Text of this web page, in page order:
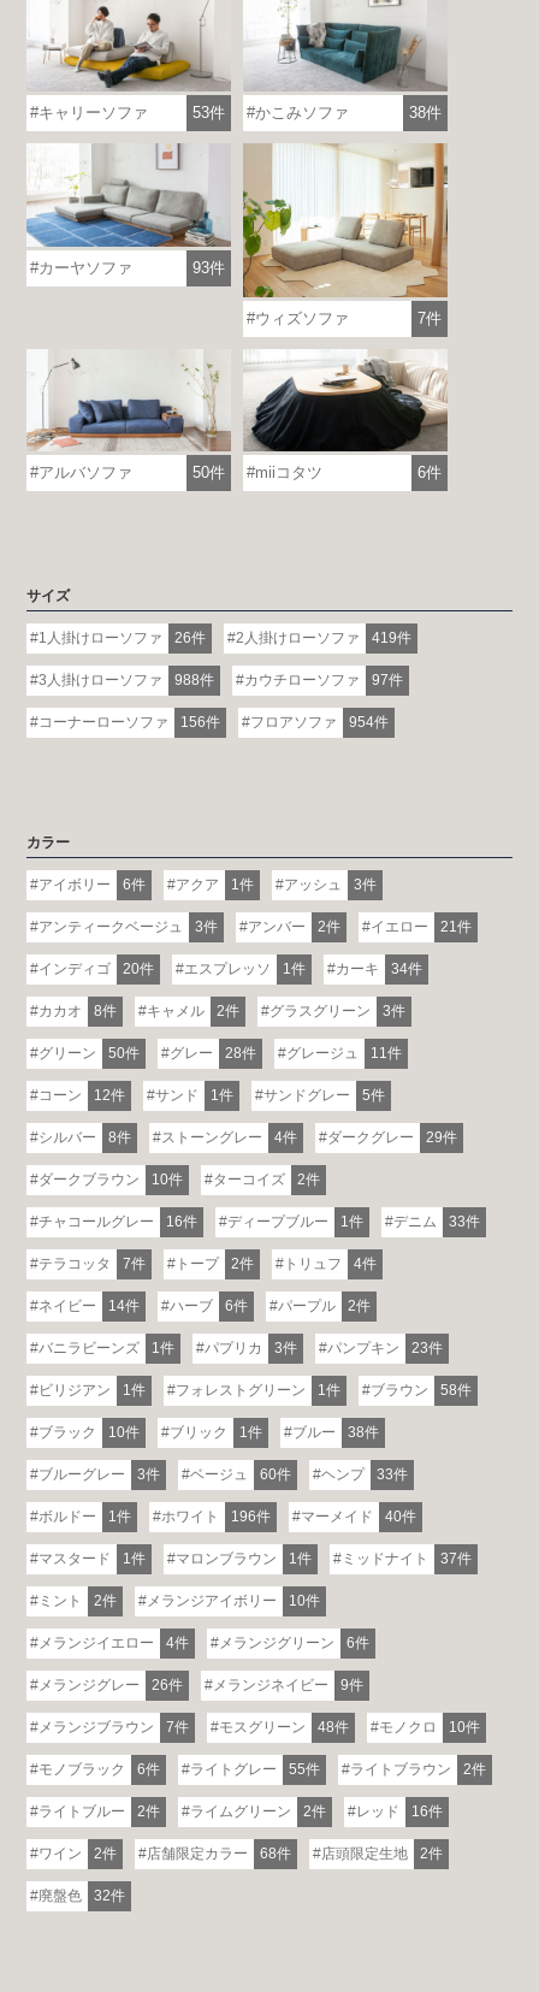
各地で出張ショールームを開催！
この機会にHAREMのソファをお試しくだ
さい。
※一部日時は予約制
キャリーソファ 53件 かこみソファ 38件
カーヤソファ 93件
ウィズソファ 7件
アルバソファ 50件 miiコタツ 6件
サイズ
1人掛けローソファ 26件 2人掛けローソファ 419件
3人掛けローソファ 988件 カウチローソファ 97件
コーナーローソファ 156件 フロアソファ 954件
カラー
アイボリー 6件 アクア 1件 アッシュ 3件
アンティークベージュ 3件 アンバー 2件 イエロー 21件
インディゴ 20件 エスプレッソ 1件 カーキ 34件
カカオ 8件 キャメル 2件 グラスグリーン 3件
グリーン 50件 グレー 28件 グレージュ 11件
コーン 12件 サンド 1件 サンドグレー 5件
シルバー 8件 ストーングレー 4件 ダークグレー 29件
ダークブラウン 10件 ターコイズ 2件
チャコールグレー 16件 ディープブルー 1件 デニム 33件
テラコッタ 7件 トープ 2件 トリュフ 4件
ネイビー 14件 ハーブ 6件 パープル 2件
バニラビーンズ 1件 パプリカ 3件 パンプキン 23件
ビリジアン 1件 フォレストグリーン 1件 ブラウン 58件
ブラック 10件 ブリック 1件 ブルー 38件
ブルーグレー 3件 ベージュ 60件 ヘンプ 33件
ボルドー 1件 ホワイト 196件 マーメイド 40件
マスタード 1件 マロンブラウン 1件 ミッドナイト 37件
ミント 2件 メランジアイボリー 10件
メランジイエロー 4件 メランジグリーン 6件
メランジグレー 26件 メランジネイビー 9件
メランジブラウン 7件 モスグリーン 48件 モノクロ 10件
モノブラック 6件 ライトグレー 55件 ライトブラウン 2件
ライトブルー 2件 ライムグリーン 2件 レッド 16件
ワイン 2件 店舗限定カラー 68件 店頭限定生地 2件
廃盤色 32件